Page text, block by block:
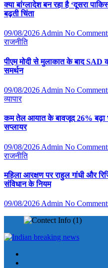
क्या बांग्लादेश बन रहा है ‘दूसरा
बढ़ती चिंता
09/08/2026Admin No
राजनीति
पीएम मोदी से मुलाकात के बाद SAD
समर्थन
09/08/2026 Admin No
व्यापार
कम तेल आयात के बावजूद 26%
सप्लायर
09/08/2026 Admin No
राजनीति
महिला आरक्षण पर राहुल गांधी और
संविधान के नियम
09/08/2026 Admin No